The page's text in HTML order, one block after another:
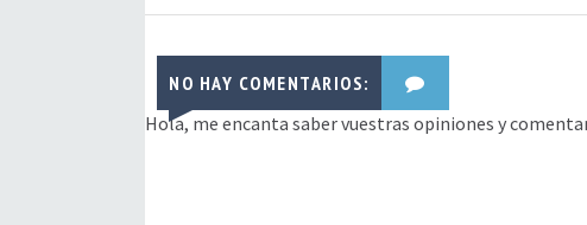
NO HAY COMENTARIOS:
Hola, me encanta saber vuestras opiniones y